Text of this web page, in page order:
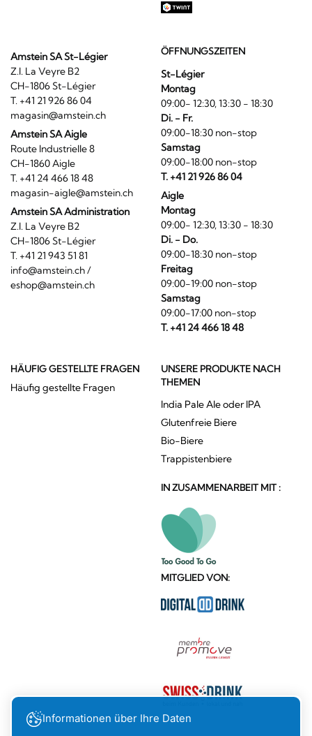
Amstein SA St-Légier
Z.I. La Veyre B2
CH-1806 St-Légier
T. +41 21 926 86 04
magasin@amstein.ch
Amstein SA Aigle
Route Industrielle 8
CH-1860 Aigle
T. +41 24 466 18 48
magasin-aigle@amstein.ch
Amstein SA Administration
Z.I. La Veyre B2
CH-1806 St-Légier
T. +41 21 943 51 81
info@amstein.ch/
eshop@amstein.ch
ÖFFNUNGSZEITEN
St-Légier
Montag
09:00- 12:30, 13:30 - 18:30
Di. - Fr.
09:00-18:30 non-stop
Samstag
09:00-18:00 non-stop
T. +41 21 926 86 04
Aigle
Montag
09:00- 12:30, 13:30 - 18:30
Di. - Do.
09:00-18:30 non-stop
Freitag
09:00-19:00 non-stop
Samstag
09:00-17:00 non-stop
T. +41 24 466 18 48
HÄUFIG GESTELLTE FRAGEN
Häufig gestellte Fragen
UNSERE PRODUKTE NACH
THEMEN
India Pale Ale oder IPA
Glutenfreie Biere
Bio-Biere
Trappistenbiere
IN ZUSAMMENARBEIT MIT :
MITGLIED VON:
Informationen über Ihre Daten